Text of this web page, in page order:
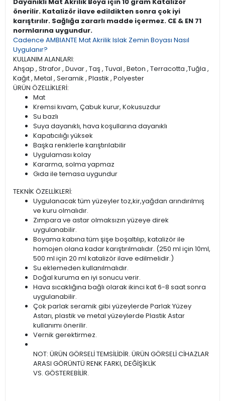
Dayanıklı Mat Akrilik Boya için 10 gram Katalizör
önerilir. Katalizör ilave edildikten sonra çok iyi
karıştırılır. Sağlığa zararlı madde içermez. CE & EN 71
normlarına uygundur.
Cadence AMBIANTE Mat Akrilik Islak Zemin Boyası Nasıl
Uygulanır?
KULLANIM ALANLARI:
Ahşap , Strafor , Duvar , Taş , Tuval , Beton , Terracotta ,Tuğla ,
Kağıt , Metal , Seramik , Plastik , Polyester
ÜRÜN ÖZELLİKLERİ:
Mat
Kremsi kıvam, Çabuk kurur, Kokusuzdur
Su bazlı
Suya dayanıklı, hava koşullarına dayanıklı
Kapatıcılığı yüksek
Başka renklerle karıştırılabilir
Uygulaması kolay
Kararma, solma yapmaz
Gıda ile temasa uygundur
TEKNİK ÖZELLİKLERİ:
Uygulanacak tüm yüzeyler toz,kir,yağdan arındırılmış
ve kuru olmalıdır.
Zımpara ve astar olmaksızın yüzeye direk
uygulanabilir.
Boyama kabına tüm şişe boşaltılıp, katalizör ile
homojen olana kadar karıştırılmalıdır. (250 ml için 10ml,
500 ml için 20 ml katalizör ilave edilmelidir.)
Su eklemeden kullanılmalıdır.
Doğal kuruma en iyi sonucu verir.
Hava sıcaklığına bağlı olarak ikinci kat 6-8 saat sonra
uygulanabilir.
Çok parlak seramik gibi yüzeylerde Parlak Yüzey
Astarı, plastik ve metal yüzeylerde Plastik Astar
kullanımı önerilir.
Vernik gerektirmez.
NOT: ÜRÜN GÖRSELİ TEMSİLİDİR. ÜRÜN GÖRSELİ CİHAZLAR
ARASI GÖRÜNTÜ RENK FARKI, DEĞİŞİKLİK
VS. GÖSTEREBİLİR.